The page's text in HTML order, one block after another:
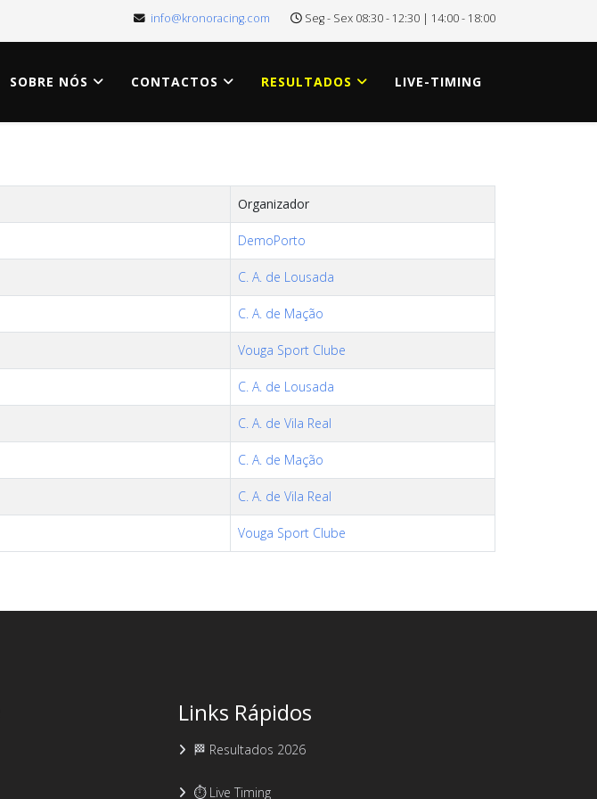
info@kronoracing.com Seg - Sex 08:30 - 12:30 | 14:00 - 18:00
SOBRE NÓS CONTACTOS RESULTADOS LIVE-TIMING
Organizador
DemoPorto
C. A. de Lousada
C. A. de Mação
Vouga Sport Clube
C. A. de Lousada
C. A. de Vila Real
C. A. de Mação
C. A. de Vila Real
Vouga Sport Clube
Links Rápidos
🏁 Resultados 2026
⏱️ Live Timing